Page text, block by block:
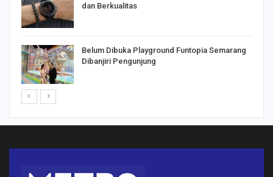
dan Berkualitas
Belum Dibuka Playground Funtopia Semarang
Dibanjiri Pengunjung